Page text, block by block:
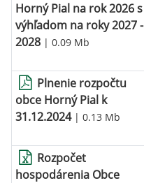
Horný Pial na rok 2026 s
výhľadom na roky 2027 -
2028 | 0.09 Mb
Plnenie rozpočtu
obce Horný Pial k
31.12.2024| 0.13 Mb
Rozpočet
hospodárenia Obce